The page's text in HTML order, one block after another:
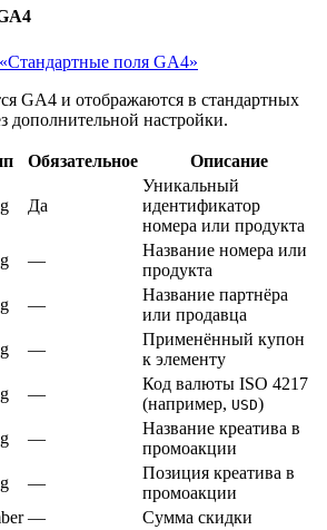
поля GA4»
GA4 и отображаются в стандартных
дополнительной настройки.
Обязательное Описание
Да
Уникальный
идентификатор
номера или продукта
—
Название номера или
продукта
—
Название партнёра
или продавца
—
Применённый купон
к элементу
—
Код валюты ISO 4217
(например, USD)
—
Название креатива в
промоакции
—
Позиция креатива в
промоакции
— Сумма скидки